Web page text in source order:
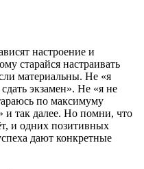
настроение и
старайся настраивать
материальны. Не «я
экзамен». Не «я не
по максимуму
и так далее. Но помни, что
и одних позитивных
дают конкретные